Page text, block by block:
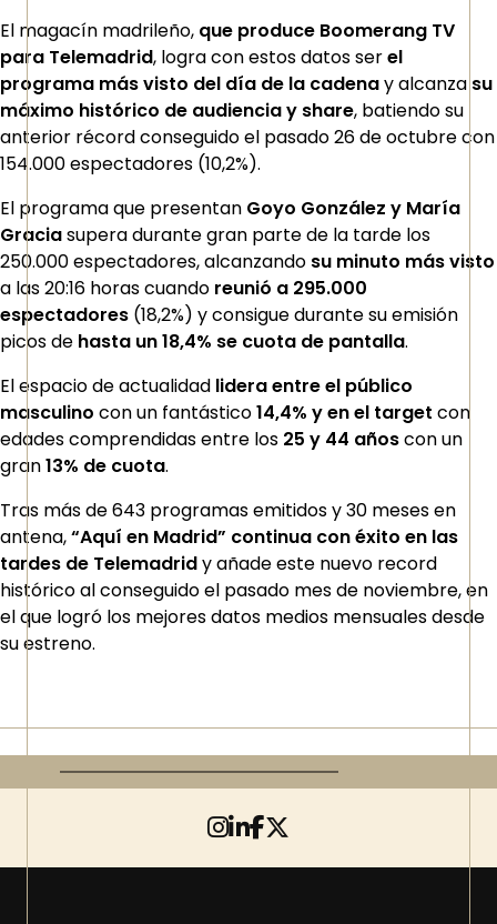
El magacín madrileño, que produce Boomerang TV
para Telemadrid, logra con estos datos serel
programa más visto del día de la cadenay alcanza su
máximo histórico de audiencia y share, batiendo su
anterior récord conseguido el pasado 26 de octubre con
154.000 espectadores (10,2%).
El programa que presentan Goyo González y María
Graciasupera durante gran parte de la tarde los
250.000 espectadores, alcanzando su minuto más visto
a las 20:16 horas cuando reunió a 295.000
espectadores (18,2%) y consigue durante su emisión
picos de hasta un 18,4% se cuota de pantalla.
El espacio de actualidad lidera entre el público
masculino con un fantástico14,4% y en el target con
edades comprendidas entre los 25 y 44 añoscon un
gran13% de cuota.
Tras más de 643 programas emitidos y 30 meses en
antena,“Aquí en Madrid” continua con éxito en las
tardes de Telemadridy añade este nuevo record
histórico al conseguido el pasado mes de noviembre, en
el que logró los mejores datos medios mensuales desde
su estreno.